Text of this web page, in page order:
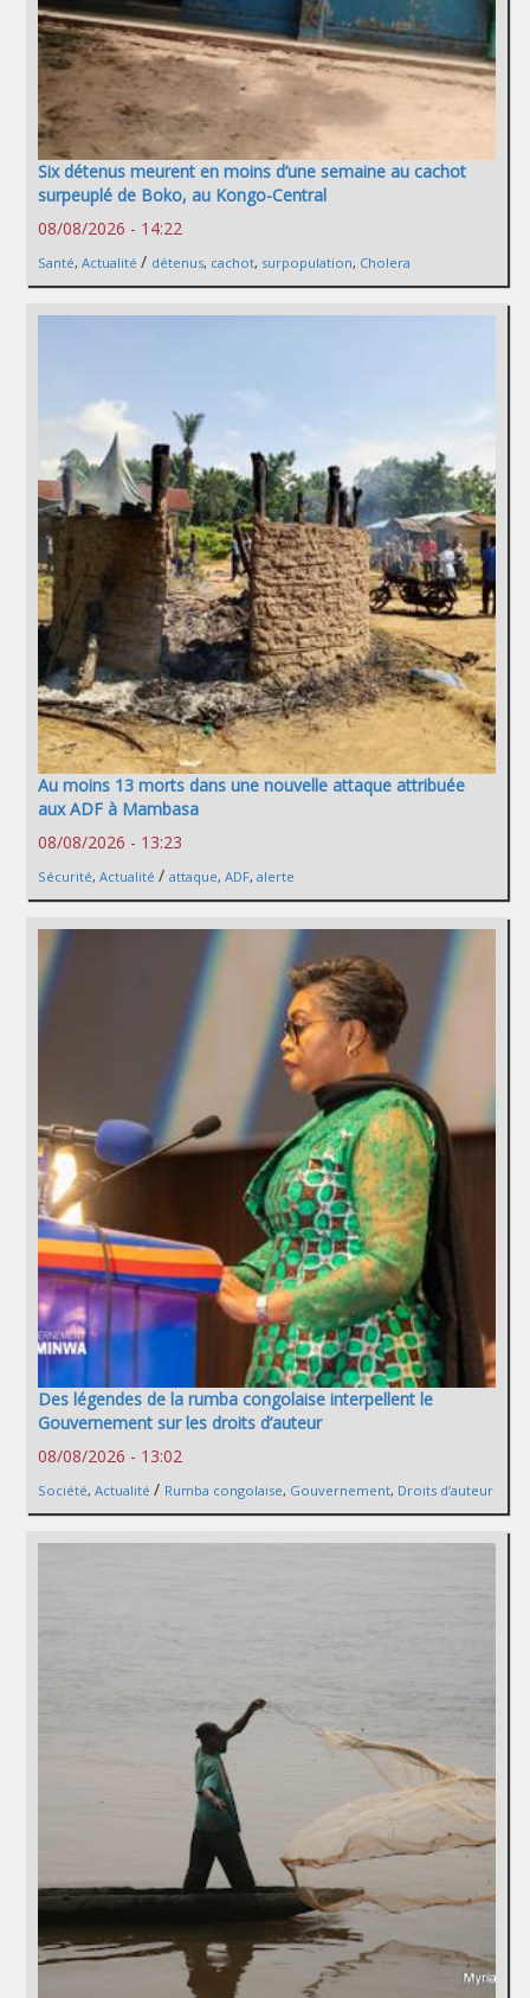
Six détenus meurent en moins d’une semaine au cachot
surpeuplé de Boko, au Kongo-Central
08/08/2026 - 14:22
Santé, Actualité / détenus, cachot, surpopulation, Cholera
Au moins 13 morts dans une nouvelle attaque attribuée
aux ADF à Mambasa
08/08/2026 - 13:23
Sécurité, Actualité / attaque, ADF, alerte
Des légendes de la rumba congolaise interpellent le
Gouvernement sur les droits d’auteur
08/08/2026 - 13:02
Société, Actualité / Rumba congolaise, Gouvernement, Droits d’auteur